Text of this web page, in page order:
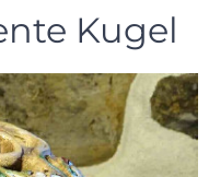
Kugel